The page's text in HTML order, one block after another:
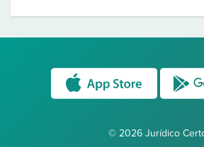
© 2026 Jurídico